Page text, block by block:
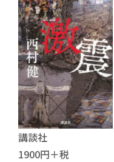
講談社
1900円＋税